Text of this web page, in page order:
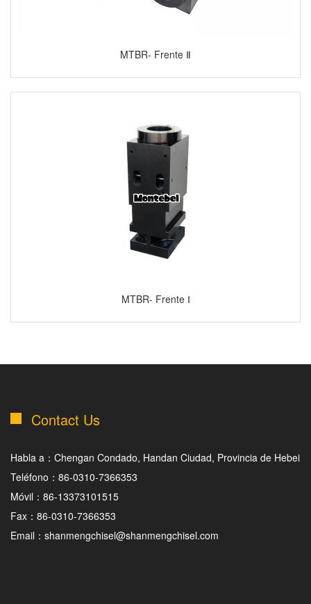
MTBR- Frente Ⅱ
MTBR- Frente Ⅰ
Contact Us
Habla a：Chengan Condado, Handan Ciudad, Provincia de Hebei
Teléfono：86-0310-7366353
Móvil：86-13373101515
Fax：86-0310-7366353
Email：shanmengchisel@shanmengchisel.com